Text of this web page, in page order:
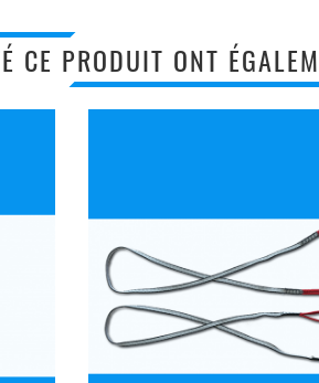
CE PRODUIT ONT